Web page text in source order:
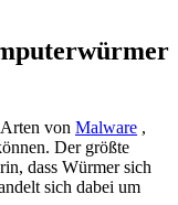
von Malware ,
Der größte
dass Würmer sich
sich dabei um